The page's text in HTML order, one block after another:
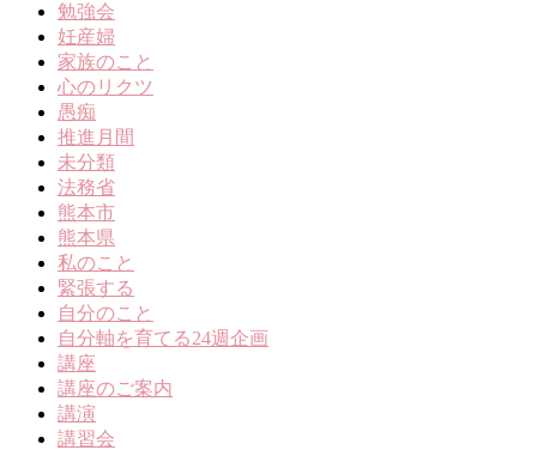
勉強会
妊産婦
家族のこと
心のリクツ
愚痴
推進月間
未分類
法務省
熊本市
熊本県
私のこと
緊張する
自分のこと
自分軸を育てる24週企画
講座
講座のご案内
講演
講習会